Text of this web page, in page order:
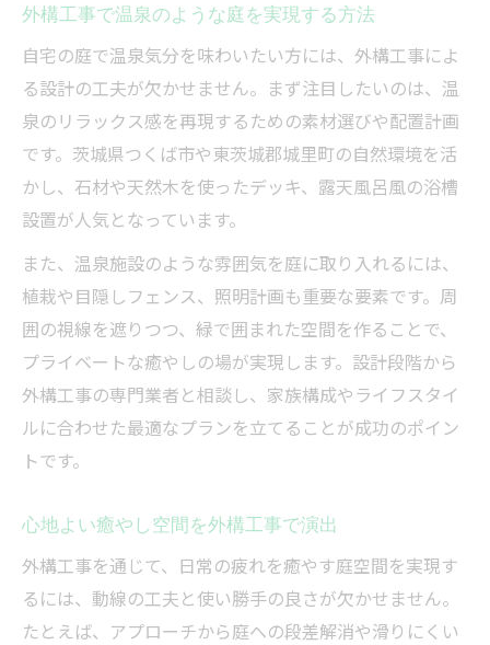
外構工事で心身を癒す庭づくりの秘訣
外構工事がもたらす温泉風の安らぎ効果
家族で楽しむ快適な庭空間を外構工事で実現
家族の笑顔を生む外構工事の工夫と提案
外構工事で家族団らんの温泉庭を形に
快適な動線を考えた外構工事のポイント
外構工事で家族に優しい温泉風空間づくり
外構工事で家族の過ごし方が変わる理由
癒やしと機能性を両立した住まい作りのヒント
癒やしと実用性を兼ね備えた外構工事とは
外構工事で快適な暮らしと温泉気分を両立
機能性も考えた温泉風外構工事のコツ
外構工事で暮らしやすい温泉庭を実現
自宅で温泉気分を叶える外構工事の方法
外構工事で作る本格的な温泉風庭空間
外構工事で温泉のような庭を実現する方法
自宅の庭で温泉気分を味わいたい方には、外構工事によ
る設計の工夫が欠かせません。まず注目したいのは、温
泉のリラックス感を再現するための素材選びや配置計画
です。茨城県つくば市や東茨城郡城里町の自然環境を活
かし、石材や天然木を使ったデッキ、露天風呂風の浴槽
設置が人気となっています。
また、温泉施設のような雰囲気を庭に取り入れるには、
植栽や目隠しフェンス、照明計画も重要な要素です。周
囲の視線を遮りつつ、緑で囲まれた空間を作ることで、
プライベートな癒やしの場が実現します。設計段階から
外構工事の専門業者と相談し、家族構成やライフスタイ
ルに合わせた最適なプランを立てることが成功のポイン
トです。
心地よい癒やし空間を外構工事で演出
外構工事を通じて、日常の疲れを癒やす庭空間を実現す
るには、動線の工夫と使い勝手の良さが欠かせません。
たとえば、アプローチから庭への段差解消や滑りにくい